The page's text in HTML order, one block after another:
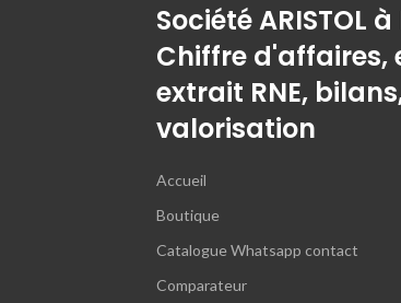
Société ARISTOL
Chiffre d'affaires,
extrait RNE,
valorisation
Accueil
Boutique
Catalogue Whatsapp contact
Comparateur